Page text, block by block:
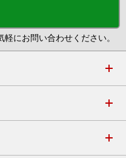
にお問い合わせください。